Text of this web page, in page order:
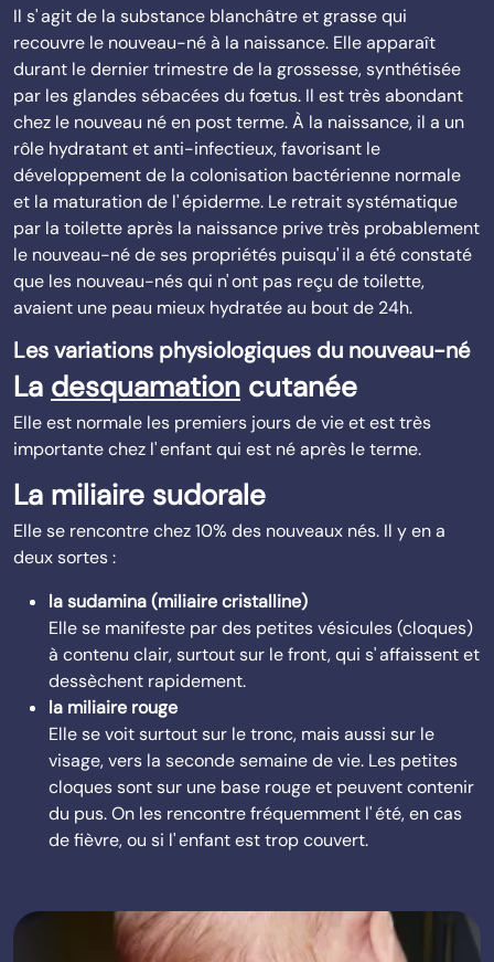
Il s' agit de la substance blanchâtre et grasse qui
recouvre le nouveau-né à la naissance. Elle apparaît
durant le dernier trimestre de la grossesse, synthétisée
par les glandes sébacées du fœtus. Il est très abondant
chez le nouveau né en post terme. À la naissance, il a un
rôle hydratant et anti-infectieux, favorisant le
développement de la colonisation bactérienne normale
et la maturation de l' épiderme. Le retrait systématique
par la toilette après la naissance prive très probablement
le nouveau-né de ses propriétés puisqu' il a été constaté
que les nouveau-nés qui n' ont pas reçu de toilette,
avaient une peau mieux hydratée au bout de 24h.
Les variations physiologiques du nouveau-né
La desquamation cutanée
Elle est normale les premiers jours de vie et est très
importante chez l' enfant qui est né après le terme.
La miliaire sudorale
Elle se rencontre chez 10% des nouveaux nés. Il y en a
deux sortes :
la sudamina (miliaire cristalline)
Elle se manifeste par des petites vésicules (cloques)
à contenu clair, surtout sur le front, qui s' affaissent et
dessèchent rapidement.
la miliaire rouge
Elle se voit surtout sur le tronc, mais aussi sur le
visage, vers la seconde semaine de vie. Les petites
cloques sont sur une base rouge et peuvent contenir
du pus. On les rencontre fréquemment l' été, en cas
de fièvre, ou si l' enfant est trop couvert.